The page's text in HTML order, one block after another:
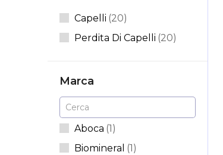
Capelli 20Articoli
Perdita Di Capelli 20Articoli
Marca
Cerca
Aboca 1elemento
Biomineral
1elemento